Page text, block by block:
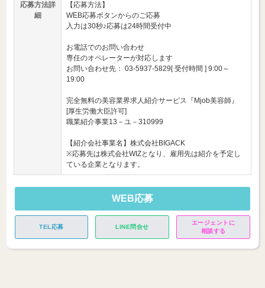
応募方法詳
細
【応募方法】
WEB応募ボタンからのご応募
入力は30秒♪応募は24時間受付中
お電話でのお問い合わせ
専任のオペレーターが対応します
お問い合わせ先： 03-5937-5829[ 受付時間 ] 9:00～
19:00
完全無料の美容業界求人紹介サービス『Mjob美容師』
[厚生労働大臣許可]
職業紹介事業13－ユ－310999
【紹介会社事業名】株式会社BIGACK
※応募先は株式会社WIZとなり、雇用先は紹介を予定し
ている企業となります。
WEB応募
TEL応募 LINE問合せ
エージェントに
相談する